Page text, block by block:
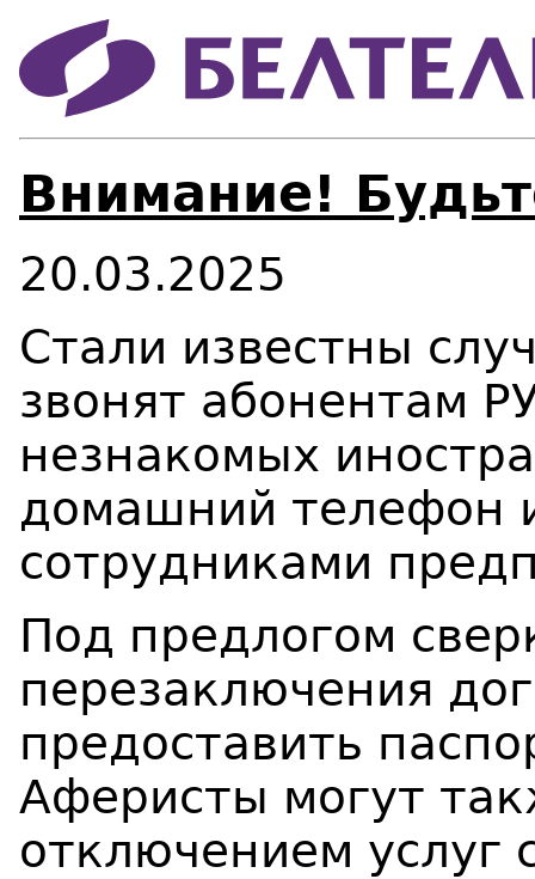
Внимание!
20.03.2025
Стали известны
звонят абонентам
незнакомых
домашний телефон
сотрудниками
Под предлогом
перезаключения
предоставить
Аферисты могут
отключением услуг